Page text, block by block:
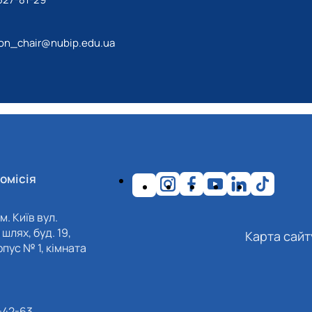
Київ вул.
шлях, буд. 19,
№ 1, кімната
Карта